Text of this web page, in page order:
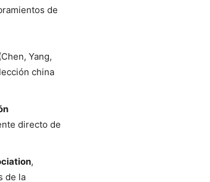
de
Yang,
china
directo de
,
de la